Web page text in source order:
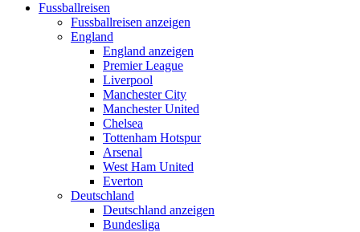
Fussballreisen
Fussballreisen anzeigen
England
England anzeigen
Premier League
Liverpool
Manchester City
Manchester United
Chelsea
Tottenham Hotspur
Arsenal
West Ham United
Everton
Deutschland
Deutschland anzeigen
Bundesliga